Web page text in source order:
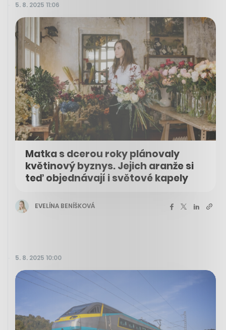
5. 8. 2025 11:06
Matka s dcerou roky plánovaly
květinový byznys. Jejich aranže si
teď objednávají i světové kapely
EVELÍNA BENÍŠKOVÁ
5. 8. 2025 10:00